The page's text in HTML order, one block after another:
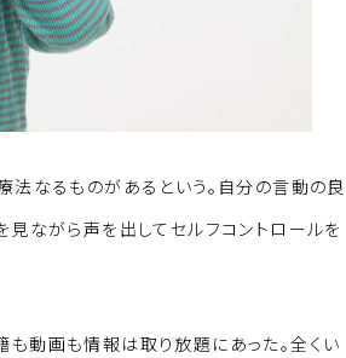
法なるものがあるという。自分の言動の良
見ながら声を出してセルフコントロールを
動画も情報は取り放題にあった。全くい